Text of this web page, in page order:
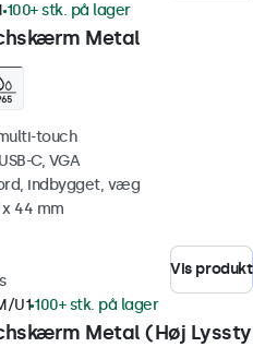
Metal
100+ stk. på lager
touch
C, VGA
indbygget, væg
44 mm
Vis produkt
Metal (Høj
U1 100+ stk. på lager